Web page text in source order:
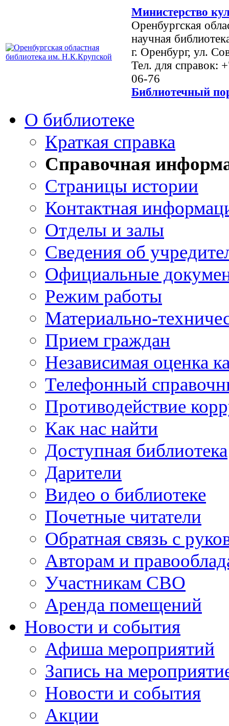
Министерство
Оренбургская
научная
г. Оренбург, ул.
Тел. для справок:
06-76
Библиотечный
О библиотеке
Краткая справка
Справочная
Страницы истории
Контактная
Отделы и залы
Сведения об
Официальные
Режим работы
Материально-
Прием граждан
Независимая оценка
Телефонный
Противодействие
Как нас найти
Доступная библиотека
Дарители
Видео о библиотеке
Почетные читатели
Обратная связь с
Авторам и
Участникам СВО
Аренда помещений
Новости и события
Афиша мероприятий
Запись на
Новости и события
Акции